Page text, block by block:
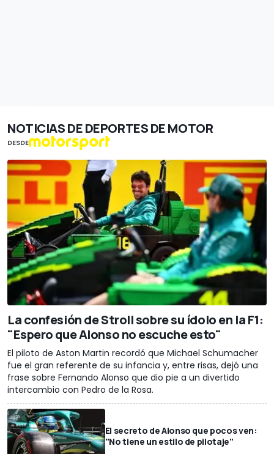
NOTICIAS DE DEPORTES DE MOTOR
DESDE
La confesión de Stroll sobre su ídolo en la F1:
"Espero que Alonso no escuche esto"
El piloto de Aston Martin recordó que Michael Schumacher
fue el gran referente de su infancia y, entre risas, dejó una
frase sobre Fernando Alonso que dio pie a un divertido
intercambio con Pedro de la Rosa.
El secreto de Alonso que pocos ven:
"No tiene un estilo de pilotaje"